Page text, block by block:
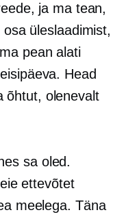
ja ma tean,
üleslaadimist,
pean alati
Head
õhtut, olenevalt
sa oled.
ettevõtet
meelega. Täna